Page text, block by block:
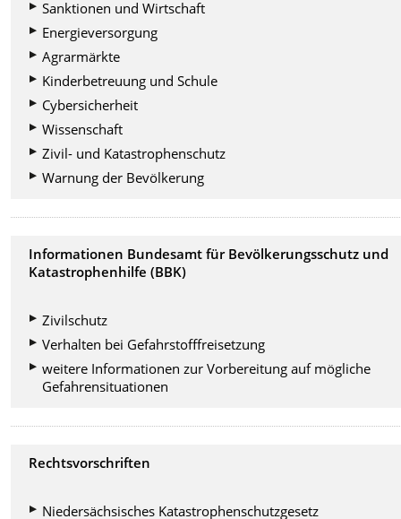
Sanktionen und Wirtschaft
Energieversorgung
Agrarmärkte
Kinderbetreuung und Schule
Cybersicherheit
Wissenschaft
Zivil- und Katastrophenschutz
Warnung der Bevölkerung
Informationen Bundesamt für Bevölkerungsschutz und
Katastrophenhilfe (BBK)
Zivilschutz
Verhalten bei Gefahrstofffreisetzung
weitere Informationen zur Vorbereitung auf mögliche
Gefahrensituationen
Rechtsvorschriften
Niedersächsisches Katastrophenschutzgesetz